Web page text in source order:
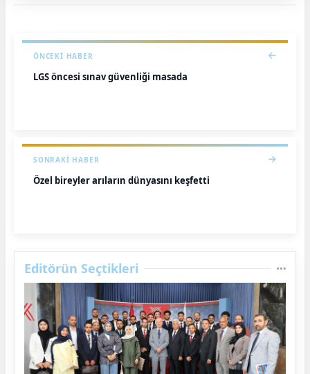
ÖNCEKI HABER
LGS öncesi sınav güvenliği masada
SONRAKI HABER
Özel bireyler arıların dünyasını keşfetti
Editörün Seçtikleri